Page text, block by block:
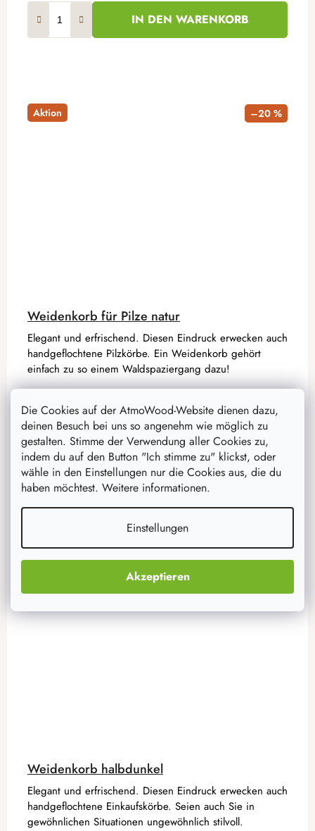
Die Cookies auf der AtmoWood-Website dienen dazu,
deinen Besuch bei uns so angenehm wie möglich zu
gestalten. Stimme der Verwendung aller Cookies zu,
indem du auf den Button "Ich stimme zu" klickst, oder
wähle in den Einstellungen nur die Cookies aus, die du
haben möchtest. Weitere informationen.
Einstellungen
Akzeptieren
IN DEN WARENKORB
Aktion –20 %
Weidenkorb für Pilze natur
38,10 €
47,70 €
auf Lager 11 Stück
IN DEN WARENKORB
Elegant und erfrischend. Diesen Eindruck erwecken auch
handgeflochtene Pilzkörbe. Ein Weidenkorb gehört
einfach zu so einem Waldspaziergang dazu!
Weidenkorb halbdunkel
Elegant und erfrischend. Diesen Eindruck erwecken auch
handgeflochtene Einkaufskörbe. Seien auch Sie in
gewöhnlichen Situationen ungewöhnlich stilvoll.